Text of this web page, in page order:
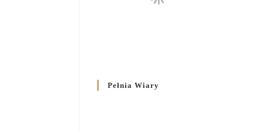
Pełnia Wiary